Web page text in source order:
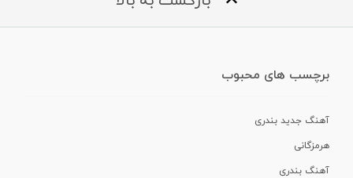
برچسب های محبوب
آهنگ جدید بندری
هرمزگانی
آهنگ بندری